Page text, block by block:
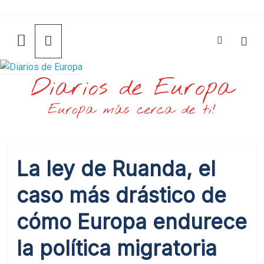
contenido
Diarios de Europa
Europa más cerca de ti!
La ley de Ruanda, el
caso más drástico de
cómo Europa endurece
la política migratoria